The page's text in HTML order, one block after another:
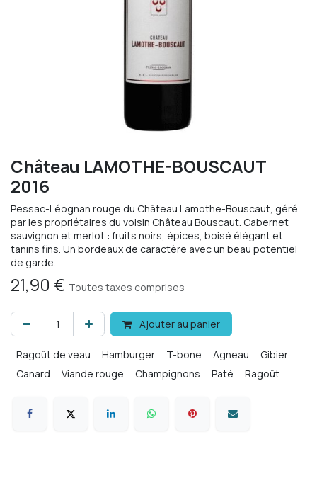
Château LAMOTHE-BOUSCAUT
2016
Pessac-Léognan rouge du Château Lamothe-Bouscaut, géré
par les propriétaires du voisin Château Bouscaut. Cabernet
sauvignon et merlot : fruits noirs, épices, boisé élégant et
tanins fins. Un bordeaux de caractère avec un beau potentiel
de garde.
21,90 € Toutes taxes comprises
Ajouter au panier
Ragoût de veau Hamburger T-bone Agneau
Gibier
Canard
Viande rouge Champignons Paté Ragoût